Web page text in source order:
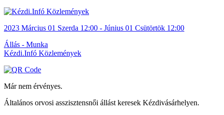
2023 Március 01 Szerda 12:00 - Június 01 Csütörtök 12:00
Állás - Munka
Kézdi.Infó Közlemények
Már nem érvényes.
Általános orvosi asszisztensnői állást keresek Kézdivásárhelyen.